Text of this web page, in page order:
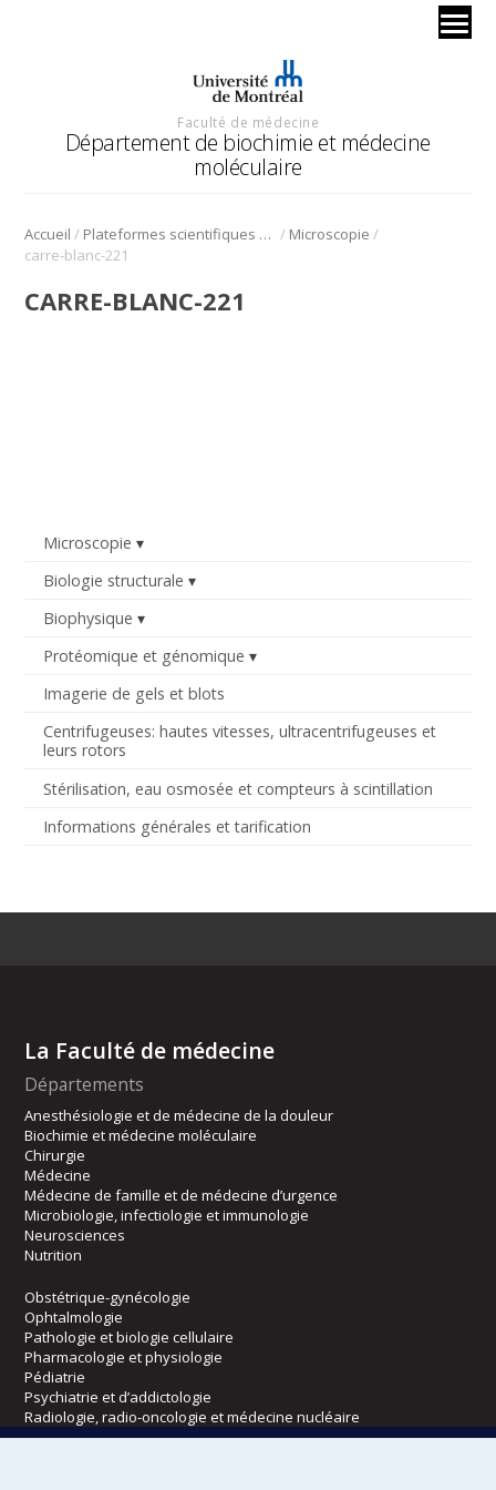
Faculté de médecine
Département de biochimie et médecine
moléculaire
Accueil / Plateformes scientifiques BMM / Microscopie /
carre-blanc-221
Microscopie
Biologie structurale
Biophysique
Protéomique et génomique
Imagerie de gels et blots
Centrifugeuses: hautes vitesses, ultracentrifugeuses et
leurs rotors
Stérilisation, eau osmosée et compteurs à scintillation
Informations générales et tarification
CARRE-BLANC-221
La Faculté de médecine
Départements
Anesthésiologie et de médecine de la douleur
Biochimie et médecine moléculaire
Chirurgie
Médecine
Médecine de famille et de médecine d’urgence
Microbiologie, infectiologie et immunologie
Neurosciences
Nutrition
Obstétrique-gynécologie
Ophtalmologie
Pathologie et biologie cellulaire
Pharmacologie et physiologie
Pédiatrie
Psychiatrie et d’addictologie
Radiologie, radio-oncologie et médecine nucléaire